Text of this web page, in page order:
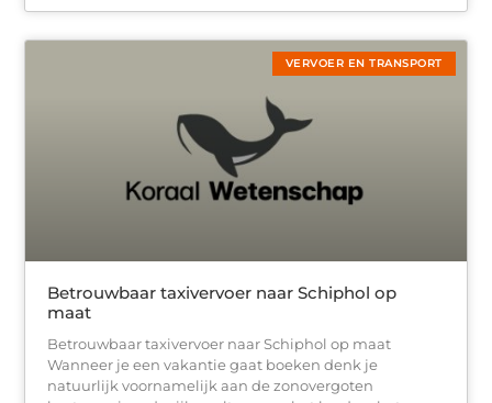
VERVOER EN TRANSPORT
Betrouwbaar taxivervoer naar Schiphol op
maat
Betrouwbaar taxivervoer naar Schiphol op maat
Wanneer je een vakantie gaat boeken denk je
natuurlijk voornamelijk aan de zonovergoten